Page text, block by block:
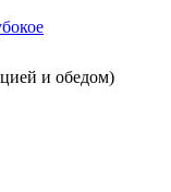
и обедом)